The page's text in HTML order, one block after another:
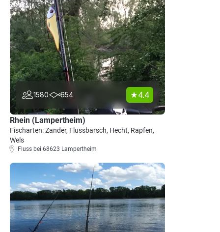
1580 654 4.4
Rhein (Lampertheim)
Fischarten: Zander, Flussbarsch, Hecht, Rapfen,
Wels
Fluss bei 68623 Lampertheim